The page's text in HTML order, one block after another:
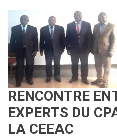
Image
RENCONTRE
EXPERTS DU
LA CEEAC